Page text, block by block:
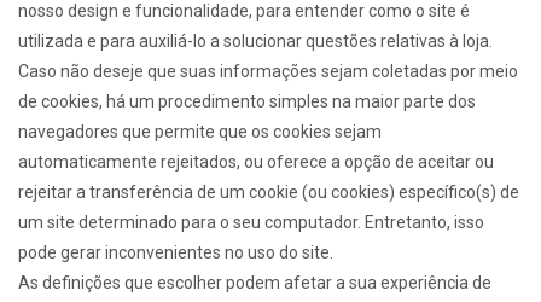
nosso design e funcionalidade, para entender como o site é
utilizada e para auxiliá-lo a solucionar questões relativas à loja.
Caso não deseje que suas informações sejam coletadas por meio
de cookies, há um procedimento simples na maior parte dos
navegadores que permite que os cookies sejam
automaticamente rejeitados, ou oferece a opção de aceitar ou
rejeitar a transferência de um cookie (ou cookies) específico(s) de
um site determinado para o seu computador. Entretanto, isso
pode gerar inconvenientes no uso do site.
As definições que escolher podem afetar a sua experiência de